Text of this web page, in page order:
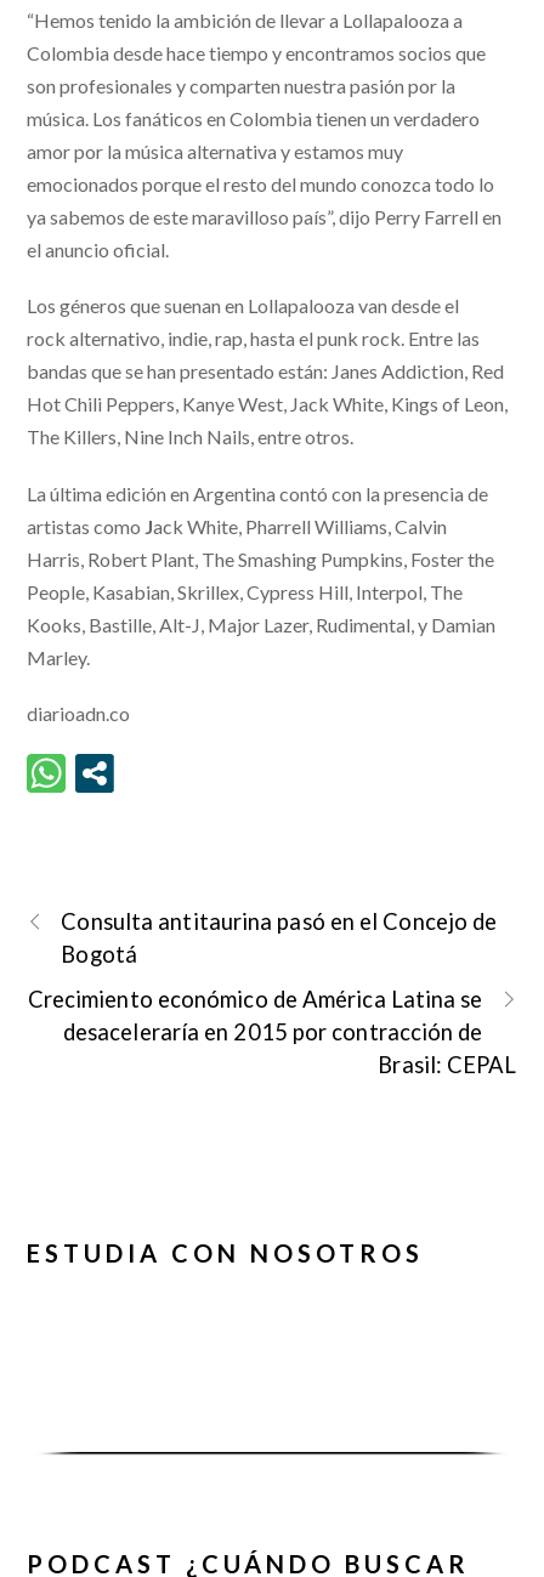
“Hemos tenido la ambición de llevar a Lollapalooza a
Colombia desde hace tiempo y encontramos socios que
son profesionales y comparten nuestra pasión por la
música. Los fanáticos en Colombia tienen un verdadero
amor por la música alternativa y estamos muy
emocionados porque el resto del mundo conozca todo lo
ya sabemos de este maravilloso país”, dijo Perry Farrell en
el anuncio oficial.
Los géneros que suenan en Lollapalooza van desde el
rock alternativo, indie, rap, hasta el punk rock. Entre las
bandas que se han presentado están: Janes Addiction, Red
Hot Chili Peppers, Kanye West, Jack White, Kings of Leon,
The Killers, Nine Inch Nails, entre otros.
La última edición en Argentina contó con la presencia de
artistas como Jack White, Pharrell Williams, Calvin
Harris, Robert Plant, The Smashing Pumpkins, Foster the
People, Kasabian, Skrillex, Cypress Hill, Interpol, The
Kooks, Bastille, Alt-J, Major Lazer, Rudimental, y Damian
Marley.
diarioadn.co
Consulta antitaurina pasó en el Concejo de
Bogotá
Crecimiento económico de América Latina se
desaceleraría en 2015 por contracción de
Brasil: CEPAL
ESTUDIA CON NOSOTROS
PODCAST ¿CUÁNDO BUSCAR